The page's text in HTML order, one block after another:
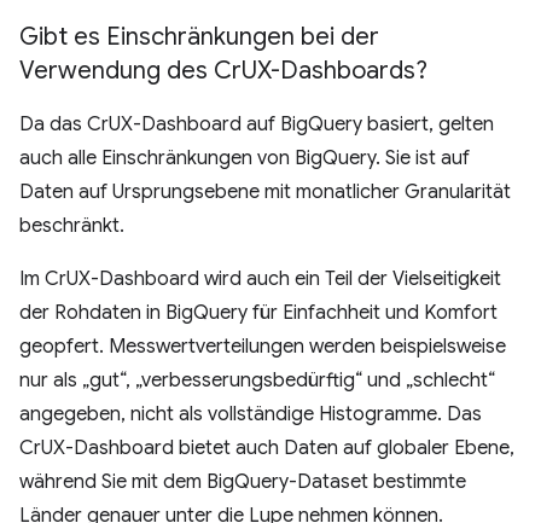
Gibt es Einschränkungen bei der
Verwendung des CrUX-Dashboards?
Da das CrUX-Dashboard auf BigQuery basiert, gelten
auch alle Einschränkungen von BigQuery. Sie ist auf
Daten auf Ursprungsebene mit monatlicher Granularität
beschränkt.
Im CrUX-Dashboard wird auch ein Teil der Vielseitigkeit
der Rohdaten in BigQuery für Einfachheit und Komfort
geopfert. Messwertverteilungen werden beispielsweise
nur als „gut“, „verbesserungsbedürftig“ und „schlecht“
angegeben, nicht als vollständige Histogramme. Das
CrUX-Dashboard bietet auch Daten auf globaler Ebene,
während Sie mit dem BigQuery-Dataset bestimmte
Länder genauer unter die Lupe nehmen können.